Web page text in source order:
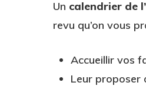
Un calendrier de
revu qu’on vous
Accueillir vos
Leur proposer